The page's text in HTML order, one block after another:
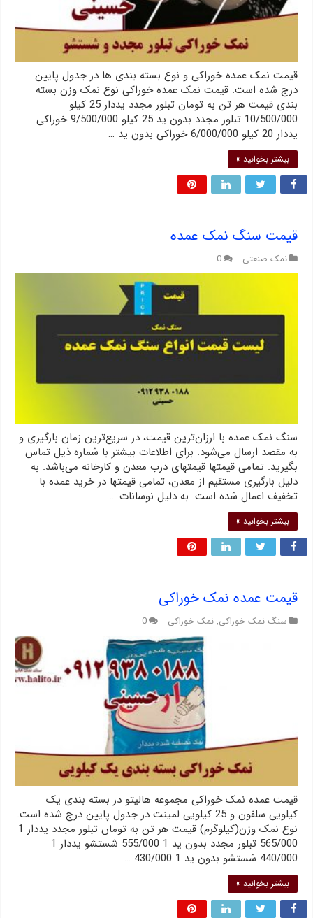
قیمت نمک عمده خوراکی و نوع بسته بندی ها در جدول پایین
درج شده است. قیمت نمک عمده خوراکی نوع نمک وزن بسته
بندی قیمت هر تن به تومان تبلور مجدد یددار 25 کیلو
10/500/000 تبلور مجدد بدون ید 25 کیلو 9/500/000 خوراکی
یددار 20 کیلو 6/000/000 خوراکی بدون ید …
بیشتر بخوانید »
قیمت سنگ نمک عمده
نمک صنعتی 0
سنگ نمک عمده با ارزان‌ترین قیمت، در سریع‌ترین زمان بارگیری و
به مقصد ارسال می‌شود. برای اطلاعات بیشتر با شماره ذیل تماس
بگیرید. تمامی قیمتها قیمتهای درب معدن و کارخانه می‌باشد. به
دلیل بارگیری مستقیم از معدن، تمامی قیمتها در خرید عمده با
تخفیف اعمال شده است. به دلیل نوسانات …
بیشتر بخوانید »
قیمت عمده نمک خوراکی
سنگ نمک خوراکی, نمک خوراکی 0
قیمت عمده نمک خوراکی مجموعه هالیتو در بسته بندی یک
کیلویی سلفون و 25 کیلویی لمینت در جدول پایین درج شده است.
نوع نمک وزن(کیلوگرم) قیمت هر تن به تومان تبلور مجدد یددار 1
565/000 تبلور مجدد بدون ید 1 555/000 شستشو یددار 1
440/000 شستشو بدون ید 1 430/000 …
بیشتر بخوانید »